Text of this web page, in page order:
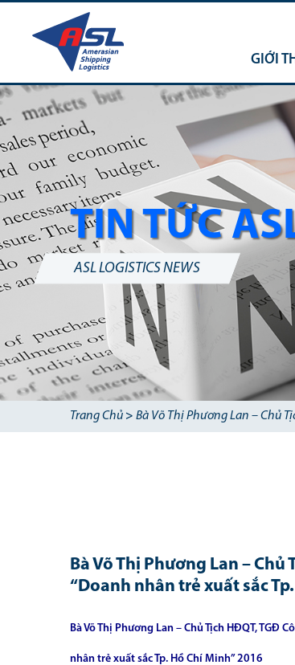
GIỚI
TIN TỨC
ASL LOGISTICS NEWS
Trang Chủ > Bà Võ Thị Phương Lan – Chủ
Bà Võ Thị Phương Lan – Chủ
“Doanh nhân trẻ xuất sắc
Bà Võ Thị Phương Lan – Chủ Tịch HĐQT, TGĐ
nhân trẻ xuất sắc Tp. Hồ Chí Minh” 2016